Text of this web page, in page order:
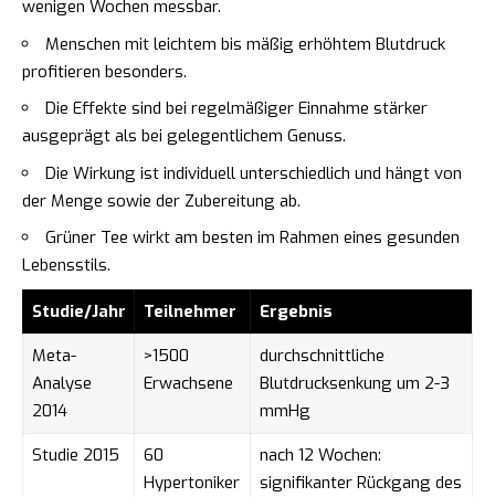
wenigen Wochen messbar.
Menschen mit leichtem bis mäßig erhöhtem Blutdruck
profitieren besonders.
Die Effekte sind bei regelmäßiger Einnahme stärker
ausgeprägt als bei gelegentlichem Genuss.
Die Wirkung ist individuell unterschiedlich und hängt von
der Menge sowie der Zubereitung ab.
Grüner Tee wirkt am besten im Rahmen eines gesunden
Lebensstils.
Studie/Jahr Teilnehmer
Ergebnis
Meta-
Analyse
2014
>1500
Erwachsene
durchschnittliche
Blutdrucksenkung um 2-3
mmHg
Studie 2015
60
Hypertoniker
nach 12 Wochen:
signifikanter Rückgang des